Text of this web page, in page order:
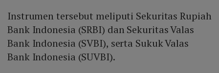
Instrumen tersebut meliputi Sekuritas Rupiah
Bank Indonesia (SRBI) dan Sekuritas Valas
Bank Indonesia (SVBI), serta Sukuk Valas
Bank Indonesia (SUVBI).